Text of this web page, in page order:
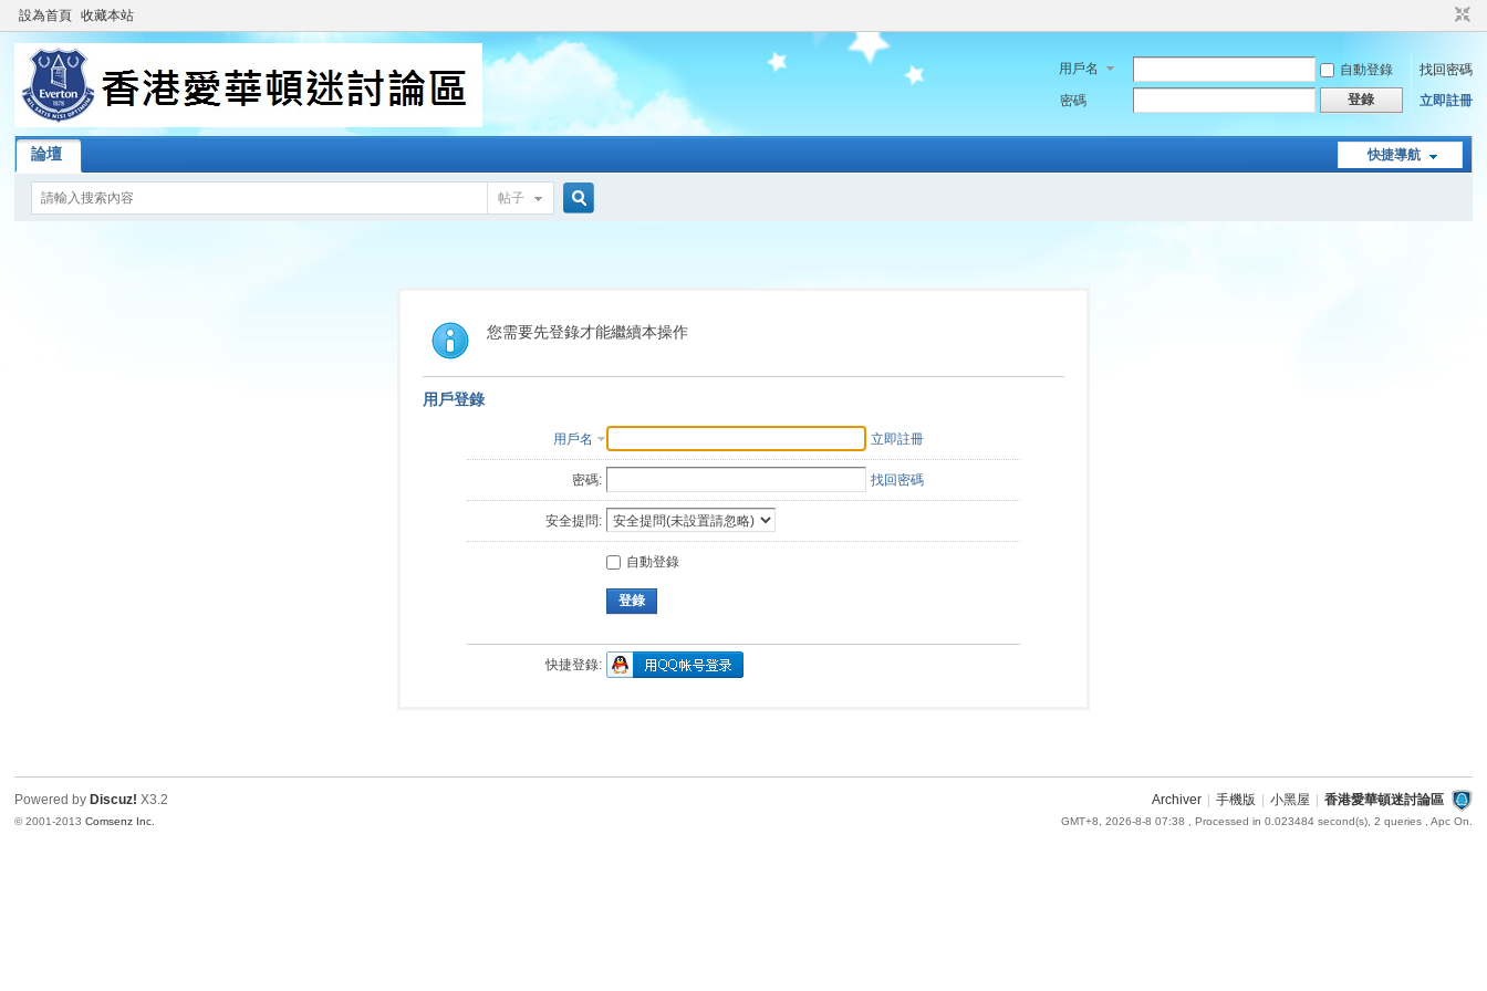
設為首頁 收藏本站
用戶名 自動登錄
找回密碼
密碼
登錄 立即註冊
快捷導航
論壇
帖子
索
您需要先登錄才能繼續本操作
用戶登錄
用戶名 立即註冊
密碼: 找回密碼
安全提問:
自動登錄
登錄
快捷登錄:
Archiver 手機版 小黑屋 香港愛華頓迷討論區
GMT+8, 2026-8-8 07:38 , Processed in 0.023484 second(s), 2 queries , Apc On.
Powered by Discuz! X3.2
© 2001-2013Comsenz Inc.